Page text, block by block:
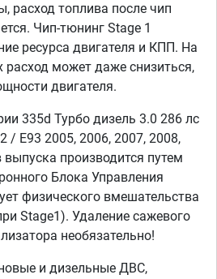
расход топлива после чип
Чип-тюнинг Stage 1
ресурса двигателя и КПП. На
расход может даже снизиться,
двигателя.
335d Турбо дизель 3.0 286 лс
/ E93 2005, 2006, 2007, 2008,
выпуска производится путем
Блока Управления
физического вмешательства
Stage1). Удаление сажевого
необязательно!
и дизельные ДВС,